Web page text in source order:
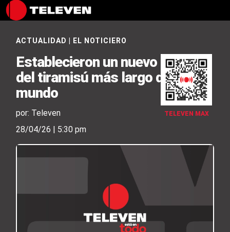
TELEVEN MAX
ACTUALIDAD EL NOTICIERO
Establecieron un nuevo récord
del tiramisú más largo del
mundo
por: Televen
28/04/26 | 5:30 pm